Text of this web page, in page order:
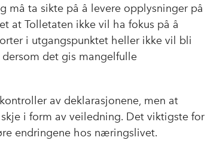
må ta sikte på å levere opplysninger på
at Tolletaten ikke vil ha fokus på å
i utgangspunktet heller ikke vil bli
det gis mangelfulle
av deklarasjonene, men at
i form av veiledning. Det viktigste for
endringene hos næringslivet.